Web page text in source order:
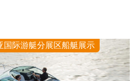
国际游艇分展区船艇展示